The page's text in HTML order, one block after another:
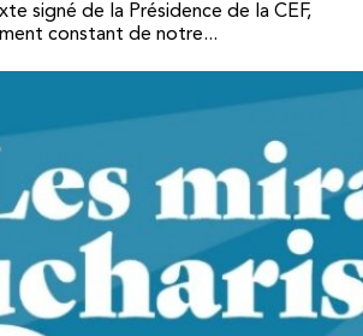
signé de la Présidence de la CEF,
constant de notre...